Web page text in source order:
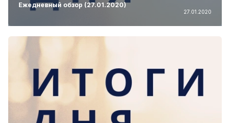
Ежедневный обзор (27.01.2020)
27.01.2020